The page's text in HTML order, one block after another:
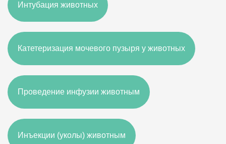
Интубация животных
Катетеризация мочевого пузыря у животных
Проведение инфузии животным
Инъекции (уколы) животным